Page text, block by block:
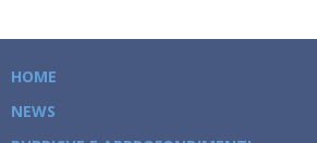
HOME
NEWS